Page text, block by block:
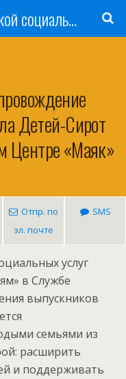
«Серпуховский городской социально-реабилитационный Центр для несовершеннолетних»
Детей-Сирот
Центре «Маяк»
Отпр. по
эл. почте
SMS
услуг
в Службе
выпускников
семьями из
расширить
и поддерживать